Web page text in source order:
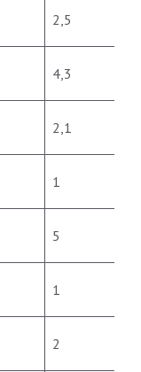
2,5
4,3
2,1
1
5
1
2